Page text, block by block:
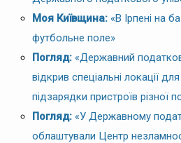
Моя Київщина: «В Ірпені на
футбольне поле»
Погляд: «Державний
відкрив спеціальні локації
підзарядки пристроїв різної
Погляд: «У Державному
облаштували Центр